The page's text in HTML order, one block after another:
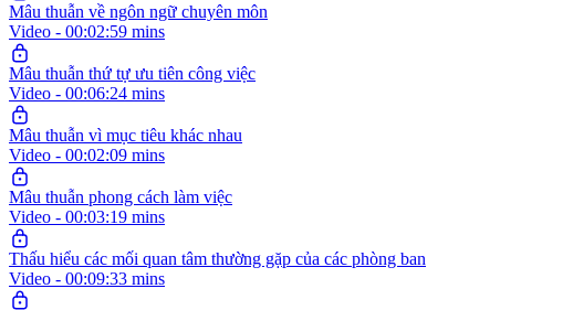
Mâu thuẫn về ngôn ngữ chuyên môn
Video - 00:02:59 mins
Mâu thuẫn thứ tự ưu tiên công việc
Video - 00:06:24 mins
Mâu thuẫn vì mục tiêu khác nhau
Video - 00:02:09 mins
Mâu thuẫn phong cách làm việc
Video - 00:03:19 mins
Thấu hiểu các mối quan tâm thường gặp của các phòng ban
Video - 00:09:33 mins